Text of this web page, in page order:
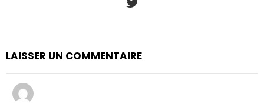
LAISSER UN COMMENTAIRE